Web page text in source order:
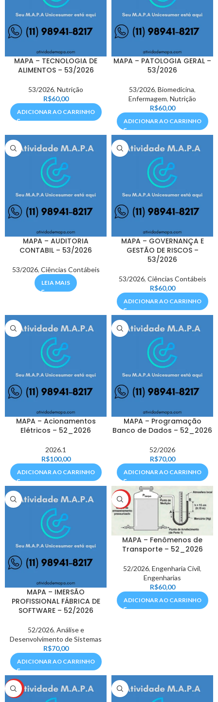
MAPA – TECNOLOGIA DE
ALIMENTOS – 53/2026
53/2026, Nutrição
R$60,00
ADICIONAR AO CARRINHO
MAPA – PATOLOGIA GERAL –
53/2026
53/2026, Biomedicina,
Enfermagem, Nutrição
R$60,00
ADICIONAR AO CARRINHO
MAPA – AUDITORIA
CONTABIL – 53/2026
53/2026, Ciências Contábeis
LEIA MAIS
MAPA – GOVERNANÇA E
GESTÃO DE RISCOS –
53/2026
53/2026, Ciências Contábeis
R$60,00
ADICIONAR AO CARRINHO
MAPA – Acionamentos
Elétricos – 52_2026
2026.1
R$100,00
ADICIONAR AO CARRINHO
MAPA – Programação
Banco de Dados – 52_2026
52/2026
R$70,00
ADICIONAR AO CARRINHO
MAPA – IMERSÃO
PROFISSIONAL FÁBRICA DE
SOFTWARE – 52/2026
52/2026, Análise e
Desenvolvimento de Sistemas
R$70,00
ADICIONAR AO CARRINHO
HOT
MAPA – Fenômenos de
Transporte – 52_2026
52/2026, Engenharia Civil,
Engenharias
R$60,00
ADICIONAR AO CARRINHO
HOT